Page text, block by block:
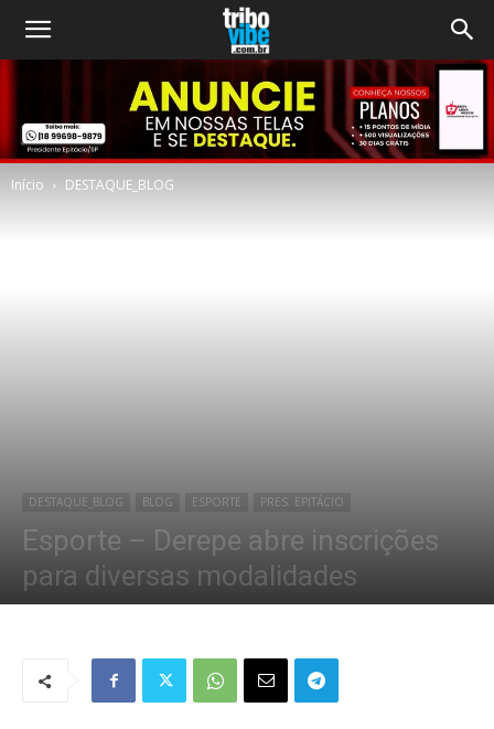
Início DESTAQUE_BLOG
DESTAQUE_BLOG BLOG ESPORTE PRES. EPITÁCIO
Esporte – Derepe abre inscrições
para diversas modalidades
Por Redação Tribo - 4 de fevereiro de 2019 1640 0